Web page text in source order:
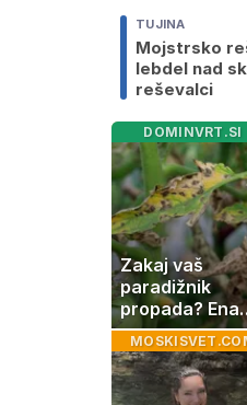
TUJINA
Mojstrsko
lebdel nad
reševalci
DOMINVRT.SI
Zakaj vaš
paradižnik
propada? Ena
napaka lahko
uniči rastline –
tako jih rešite